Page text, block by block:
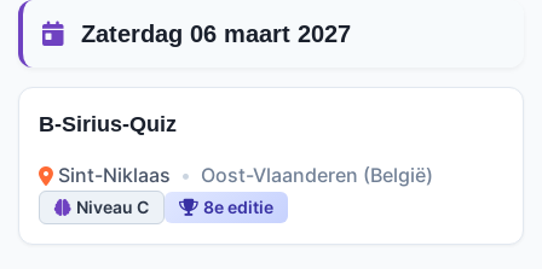
Zaterdag 06 maart 2027
B-Sirius-Quiz
Sint-Niklaas • Oost-Vlaanderen (België)
Niveau C 8e editie